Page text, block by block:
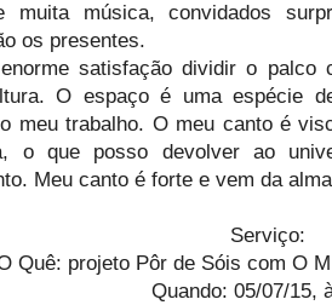
muita música, convidados
os presentes.
satisfação dividir o palco
O espaço é uma espécie
meu trabalho. O meu canto é
o que posso devolver ao
Meu canto é forte e vem da
Serviço:
Quê: projeto Pôr de Sóis com O
Quando: 05/07/15,